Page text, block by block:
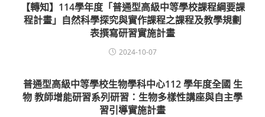
【轉知】114學年度「普通型高級中等學校課程綱要課
程計畫」自然科學探究與實作課程之課程及教學規劃
表撰寫研習實施計畫
2024-10-07
普通型高級中等學校生物學科中心112 學年度全國 生
物 教師增能研習系列研習：生物多樣性講座與自主學
習引導實施計畫